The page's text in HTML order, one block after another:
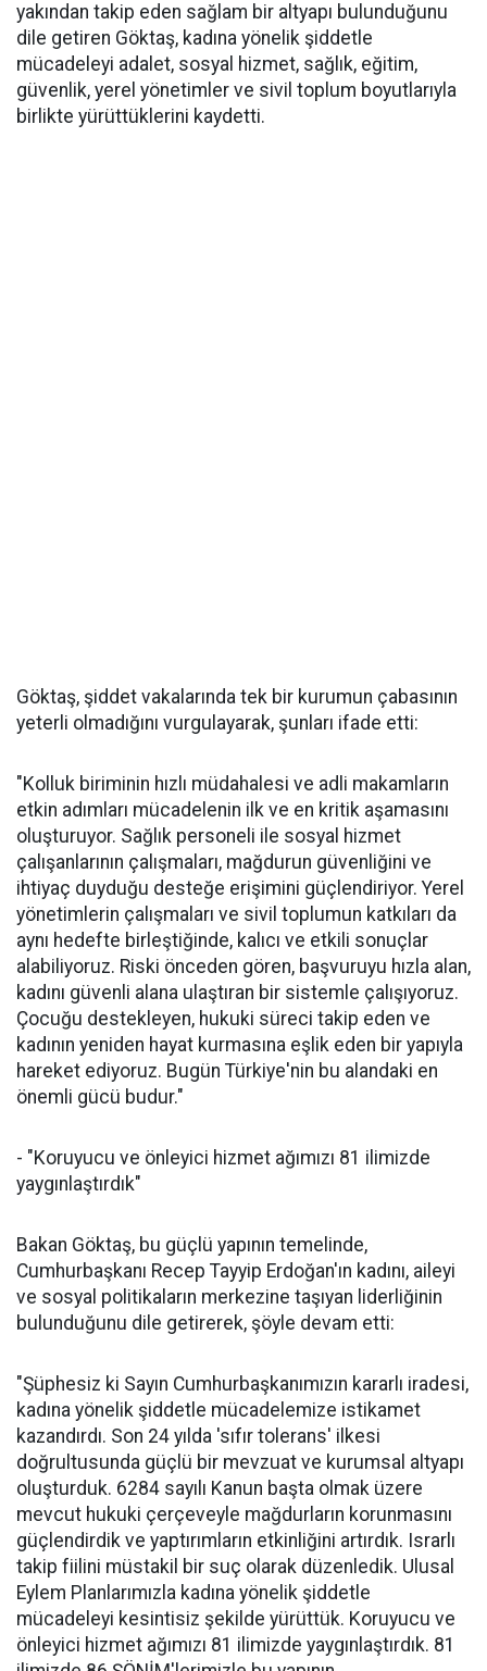
yakından takip eden sağlam bir altyapı bulunduğunu
dile getiren Göktaş, kadına yönelik şiddetle
mücadeleyi adalet, sosyal hizmet, sağlık, eğitim,
güvenlik, yerel yönetimler ve sivil toplum boyutlarıyla
birlikte yürüttüklerini kaydetti.
Göktaş, şiddet vakalarında tek bir kurumun çabasının
yeterli olmadığını vurgulayarak, şunları ifade etti:
"Kolluk biriminin hızlı müdahalesi ve adli makamların
etkin adımları mücadelenin ilk ve en kritik aşamasını
oluşturuyor. Sağlık personeli ile sosyal hizmet
çalışanlarının çalışmaları, mağdurun güvenliğini ve
ihtiyaç duyduğu desteğe erişimini güçlendiriyor. Yerel
yönetimlerin çalışmaları ve sivil toplumun katkıları da
aynı hedefte birleştiğinde, kalıcı ve etkili sonuçlar
alabiliyoruz. Riski önceden gören, başvuruyu hızla alan,
kadını güvenli alana ulaştıran bir sistemle çalışıyoruz.
Çocuğu destekleyen, hukuki süreci takip eden ve
kadının yeniden hayat kurmasına eşlik eden bir yapıyla
hareket ediyoruz. Bugün Türkiye'nin bu alandaki en
önemli gücü budur."
- "Koruyucu ve önleyici hizmet ağımızı 81 ilimizde
yaygınlaştırdık"
Bakan Göktaş, bu güçlü yapının temelinde,
Cumhurbaşkanı Recep Tayyip Erdoğan'ın kadını, aileyi
ve sosyal politikaların merkezine taşıyan liderliğinin
bulunduğunu dile getirerek, şöyle devam etti:
"Şüphesiz ki Sayın Cumhurbaşkanımızın kararlı iradesi,
kadına yönelik şiddetle mücadelemize istikamet
kazandırdı. Son 24 yılda 'sıfır tolerans' ilkesi
doğrultusunda güçlü bir mevzuat ve kurumsal altyapı
oluşturduk. 6284 sayılı Kanun başta olmak üzere
mevcut hukuki çerçeveyle mağdurların korunmasını
güçlendirdik ve yaptırımların etkinliğini artırdık. Israrlı
takip fiilini müstakil bir suç olarak düzenledik. Ulusal
Eylem Planlarımızla kadına yönelik şiddetle
mücadeleyi kesintisiz şekilde yürüttük. Koruyucu ve
önleyici hizmet ağımızı 81 ilimizde yaygınlaştırdık. 81